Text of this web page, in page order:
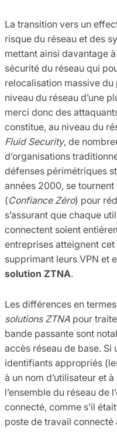
La transition vers un
risque du réseau et des
mettant ainsi davantage
sécurité du réseau qui
relocalisation massive
niveau du réseau d’une
merci donc des
constitue, au niveau du
Fluid Security, de
d’organisations
défenses périmétriques
années 2000, se
(Confiance Zéro) pour
s’assurant que chaque
connectent soient
entreprises atteignent
supprimant leurs VPN et
solution ZTNA.
Les différences en
solutions ZTNA pour
bande passante sont
accès réseau de base. Si
identifiants appropriés
à un nom d’utilisateur et
l’ensemble du réseau de
connecté, comme s’il
poste de travail